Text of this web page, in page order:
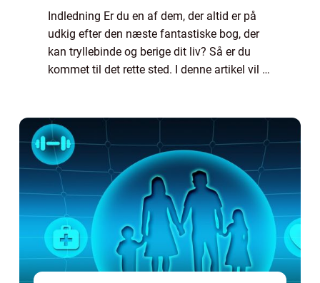
Indledning Er du en af dem, der altid er på
udkig efter den næste fantastiske bog, der
kan tryllebinde og berige dit liv? Så er du
kommet til det rette sted. I denne artikel vil vi